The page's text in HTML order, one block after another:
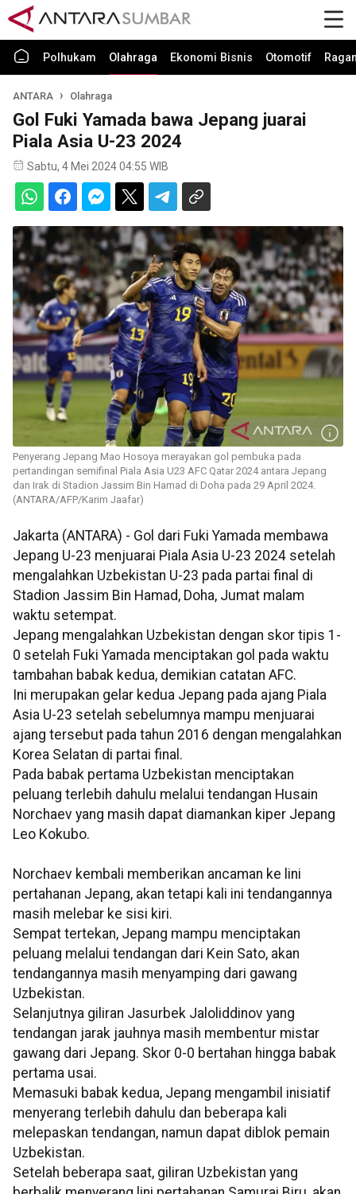
Polhukam Olahraga Ekonomi Bisnis Otomotif
ANTARA Olahraga
Gol Fuki Yamada bawa Jepang juarai
Piala Asia U-23 2024
Sabtu, 4 Mei 2024 04:55 WIB
Penyerang Jepang Mao Hosoya merayakan gol pembuka pada
pertandingan semifinal Piala Asia U23 AFC Qatar 2024 antara Jepang
dan Irak di Stadion Jassim Bin Hamad di Doha pada 29 April 2024.
(ANTARA/AFP/Karim Jaafar)
Jakarta (ANTARA) - Gol dari Fuki Yamada membawa
Jepang U-23 menjuarai Piala Asia U-23 2024 setelah
mengalahkan Uzbekistan U-23 pada partai final di
Stadion Jassim Bin Hamad, Doha, Jumat malam
waktu setempat.
Jepang mengalahkan Uzbekistan dengan skor tipis 1-
0 setelah Fuki Yamada menciptakan gol pada waktu
tambahan babak kedua, demikian catatan AFC.
Ini merupakan gelar kedua Jepang pada ajang Piala
Asia U-23 setelah sebelumnya mampu menjuarai
ajang tersebut pada tahun 2016 dengan mengalahkan
Korea Selatan di partai final.
Pada babak pertama Uzbekistan menciptakan
peluang terlebih dahulu melalui tendangan Husain
Norchaev yang masih dapat diamankan kiper Jepang
Leo Kokubo.
Norchaev kembali memberikan ancaman ke lini
pertahanan Jepang, akan tetapi kali ini tendangannya
masih melebar ke sisi kiri.
Sempat tertekan, Jepang mampu menciptakan
peluang melalui tendangan dari Kein Sato, akan
tendangannya masih menyamping dari gawang
Uzbekistan.
Selanjutnya giliran Jasurbek Jaloliddinov yang
tendangan jarak jauhnya masih membentur mistar
gawang dari Jepang. Skor 0-0 bertahan hingga babak
pertama usai.
Memasuki babak kedua, Jepang mengambil inisiatif
menyerang terlebih dahulu dan beberapa kali
melepaskan tendangan, namun dapat diblok pemain
Uzbekistan.
Setelah beberapa saat, giliran Uzbekistan yang